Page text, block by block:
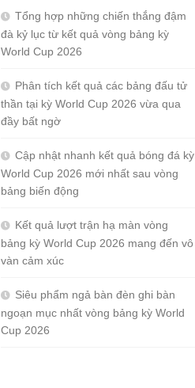
Tổng hợp những chiến thắng đậm
đà kỷ lục từ kết quả vòng bảng kỳ
World Cup 2026
Phân tích kết quả các bảng đấu tử
thần tại kỳ World Cup 2026 vừa qua
đầy bất ngờ
Cập nhật nhanh kết quả bóng đá kỳ
World Cup 2026 mới nhất sau vòng
bảng biến động
Kết quả lượt trận hạ màn vòng
bảng kỳ World Cup 2026 mang đến vô
vàn cảm xúc
Siêu phẩm ngả bàn đèn ghi bàn
ngoạn mục nhất vòng bảng kỳ World
Cup 2026